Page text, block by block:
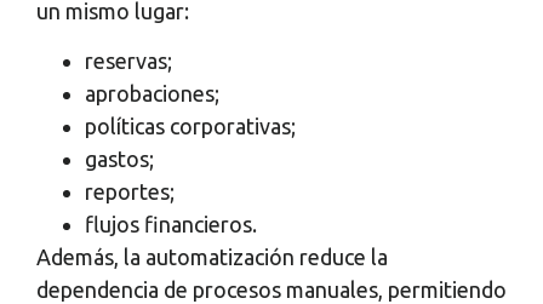
un mismo lugar:
reservas;
aprobaciones;
políticas corporativas;
gastos;
reportes;
flujos financieros.
Además, la automatización reduce la
dependencia de procesos manuales, permitiendo